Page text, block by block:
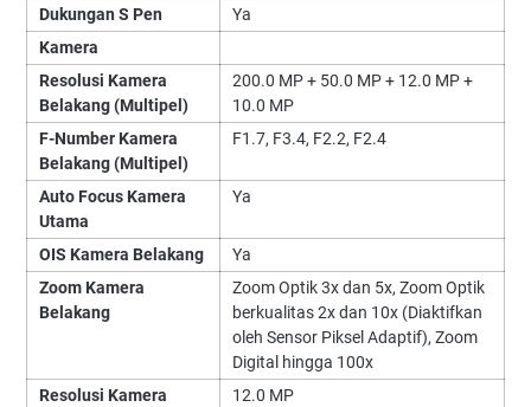
Dukungan S Pen
Ya
Kamera
Resolusi Kamera
Belakang (Multipel)
200.0 MP + 50.0 MP + 12.0 MP +
10.0 MP
F-Number Kamera
Belakang (Multipel)
F1.7, F3.4, F2.2, F2.4
Auto Focus Kamera
Utama
Ya
OIS Kamera Belakang
Ya
Zoom Kamera
Belakang
Zoom Optik 3x dan 5x, Zoom Optik
berkualitas 2x dan 10x (Diaktifkan
oleh Sensor Piksel Adaptif), Zoom
Digital hingga 100x
Resolusi Kamera
12.0 MP